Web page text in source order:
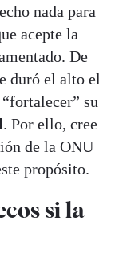
nada para
acepte la
De
duró el alto el
su
. Por ello, cree
de la ONU
propósito.
si la